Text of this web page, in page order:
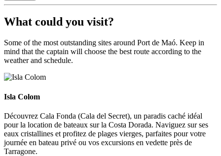
What could you visit?
Some of the most outstanding sites around Port de Maó. Keep in
mind that the captain will choose the best route according to the
weather and schedule.
Isla Colom
Isla Colom
Découvrez Cala Fonda (Cala del Secret), un paradis caché idéal
pour la location de bateaux sur la Costa Dorada. Naviguez sur ses
eaux cristallines et profitez de plages vierges, parfaites pour votre
journée en bateau privé ou vos excursions en vedette près de
Tarragone.